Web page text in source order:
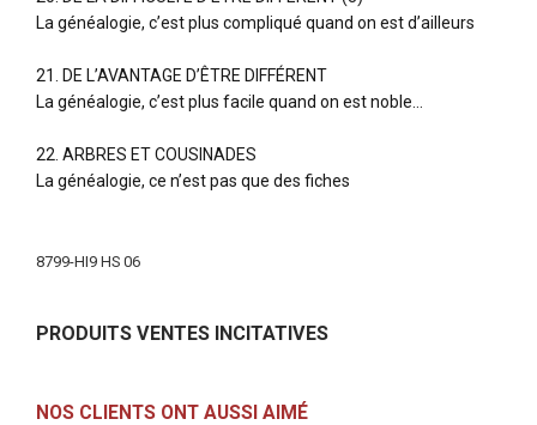
La généalogie, c’est plus compliqué quand on est d’ailleurs
21. DE L’AVANTAGE D’ÊTRE DIFFÉRENT
La généalogie, c’est plus facile quand on est noble…
22. ARBRES ET COUSINADES
La généalogie, ce n’est pas que des fiches
d'infos
8799-HI9 HS 06
PRODUITS VENTES INCITATIVES
NOS CLIENTS ONT AUSSI AIMÉ